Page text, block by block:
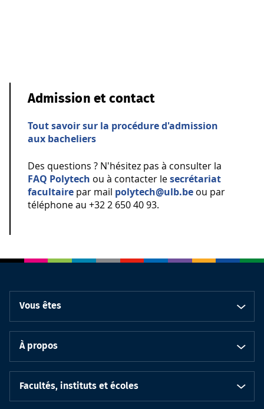
Admission et contact
Tout savoir sur la procédure d'admission
aux bacheliers
Des questions ? N'hésitez pas à consulter la
FAQ Polytech ou à contacter lesecrétariat
facultairepar mail polytech@ulb.beou par
téléphone au +32 2 650 40 93.
Vous êtes
À propos
Facultés, instituts et écoles